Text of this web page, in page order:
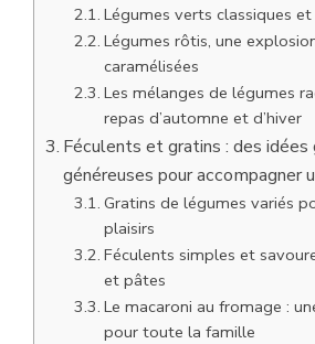
Légumes verts classiques
Légumes rôtis, une
caramélisées
Les mélanges de légumes
repas d’automne et d’hiver
Féculents et gratins : des
généreuses pour accompagner
Gratins de légumes variés
plaisirs
Féculents simples et
et pâtes
Le macaroni au fromage :
pour toute la famille